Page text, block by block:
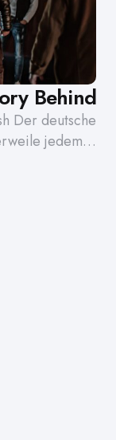
Behind
Der deutsche
jedem…